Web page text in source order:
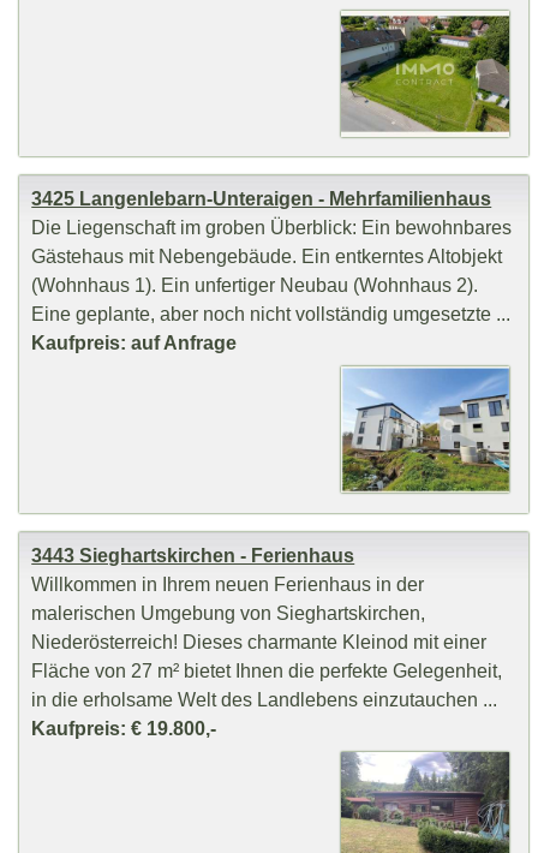
3425 Langenlebarn-Unteraigen - Mehrfamilienhaus
Die Liegenschaft im groben Überblick: Ein bewohnbares
Gästehaus mit Nebengebäude. Ein entkerntes Altobjekt
(Wohnhaus 1). Ein unfertiger Neubau (Wohnhaus 2).
Eine geplante, aber noch nicht vollständig umgesetzte ...
Kaufpreis: auf Anfrage
3443 Sieghartskirchen - Ferienhaus
Willkommen in Ihrem neuen Ferienhaus in der
malerischen Umgebung von Sieghartskirchen,
Niederösterreich! Dieses charmante Kleinod mit einer
Fläche von 27 m² bietet Ihnen die perfekte Gelegenheit,
in die erholsame Welt des Landlebens einzutauchen ...
Kaufpreis: € 19.800,-